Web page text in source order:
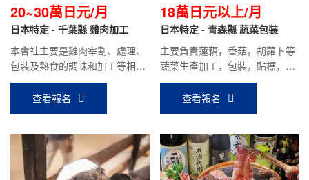
20~30萬日元/月
日本特定 - 千葉縣 雞肉加工
本會社主要是雞肉宰割、處理、
包裝及熟食的調味和加工等相關
工作。
查看報名
18萬日元以上/月
日本特定 - 青森縣 蔬菜包裝
主要負責蓮藕，香菇，胡蘿卜等
蔬菜生產加工，包裝，貼標，入
庫出貨等工作。要求食品加工技
能實習2號或3號圓滿修了人員。
查看報名